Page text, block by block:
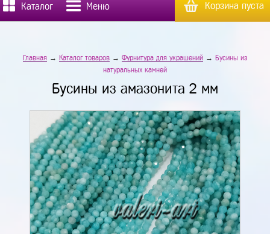
Каталог Меню Корзина пуста
Главная → Каталог товаров → Фурнитура для украшений → Бусины из
натуральных камней
Бусины из амазонита 2 мм